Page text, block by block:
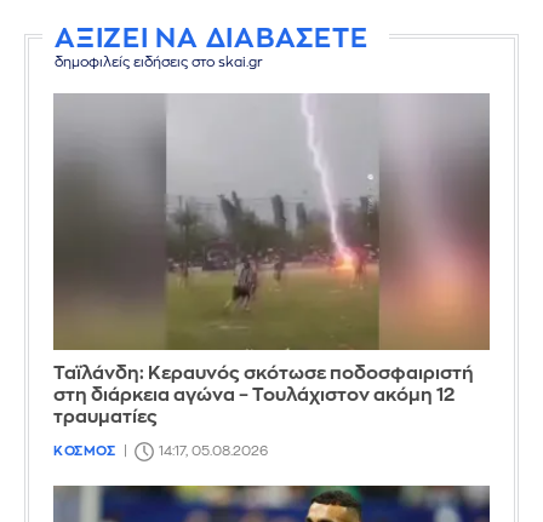
ΑΞΙΖΕΙ ΝΑ ΔΙΑΒΑΣΕΤΕ
δημοφιλείς ειδήσεις στο skai.gr
Ταϊλάνδη: Κεραυνός σκότωσε ποδοσφαιριστή
στη διάρκεια αγώνα – Τουλάχιστον ακόμη 12
τραυματίες
ΚΟΣΜΟΣ 14:17, 05.08.2026